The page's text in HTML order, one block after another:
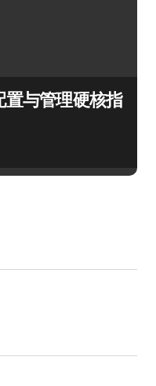
与管理硬核指